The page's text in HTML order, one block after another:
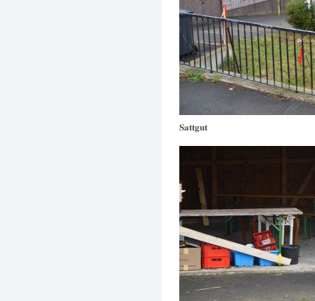
Sattgut